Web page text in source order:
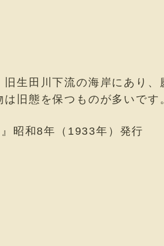
生田川下流の海岸にあり
旧態を保つものが多いです
昭和8年（1933年）発行